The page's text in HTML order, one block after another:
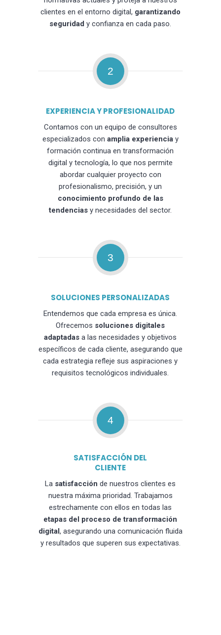
clientes en el entorno digital, garantizando
seguridad y confianza en cada paso.
2
EXPERIENCIA Y PROFESIONALIDAD
Contamos con un equipo de consultores
especializados con amplia experienciay
formación continua en transformación
digital y tecnología, lo que nos permite
abordar cualquier proyecto con
profesionalismo, precisión, y un
conocimiento profundo de las
tendencias y necesidades del sector.
3
SOLUCIONES PERSONALIZADAS
Entendemos que cada empresa es única.
Ofrecemos soluciones digitales
adaptadas a las necesidades y objetivos
específicos de cada cliente, asegurando que
cada estrategia refleje sus aspiraciones y
requisitos tecnológicos individuales.
4
SATISFACCIÓN DEL
CLIENTE
La satisfacción de nuestros clientes es
nuestra máxima prioridad. Trabajamos
estrechamente con ellos en todas las
etapas del proceso de transformación
digital, asegurando una comunicación fluida
y resultados que superen sus expectativas.